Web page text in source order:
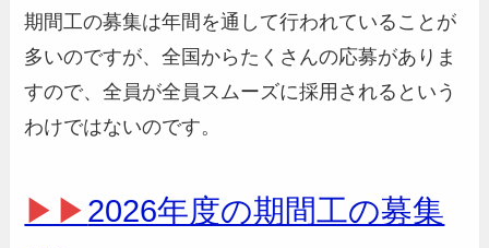
期間工の募集は年間を通して行われていることが
多いのですが、全国からたくさんの応募がありま
すので、全員が全員スムーズに採用されるという
わけではないのです。
▶▶2026年度の期間工の募集